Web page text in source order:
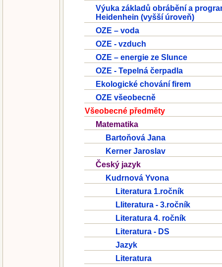
Výuka základů obrábění a
Heidenhein (vyšší úroveň)
OZE – voda
OZE - vzduch
OZE – energie ze Slunce
OZE - Tepelná čerpadla
Ekologické chování firem
OZE všeobecně
Všeobecné předměty
Matematika
Bartoňová Jana
Kerner Jaroslav
Český jazyk
Kudrnová Yvona
Literatura 1.ročník
LIiteratura - 3.ročník
Literatura 4. ročník
Literatura - DS
Jazyk
Literatura